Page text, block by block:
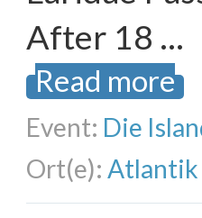
After 18 …
Read more
Event: Die
Ort(e): Atlantik